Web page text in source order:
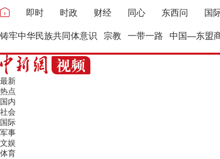
即时 时政 财经 同心 东西问 国
铸牢中华民族共同体意识 宗教 一带一路 中国—东盟
最新
热点
国内
社会
国际
军事
文娱
体育